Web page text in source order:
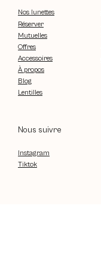
Nos lunettes
Réserver
Mutuelles
Offres
Accessoires
À propos
Blog
Lentilles
Nous suivre
Instagram
Tiktok